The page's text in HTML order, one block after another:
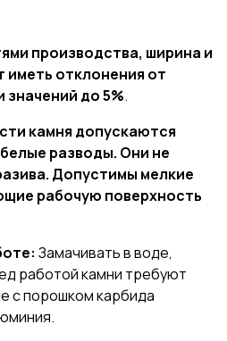
производства, ширина и
иметь отклонения от
значений до 5%.
камня допускаются
разводы. Они не
Допустимы мелкие
рабочую поверхность
Замачивать в воде,
работой камни требуют
с порошком карбида